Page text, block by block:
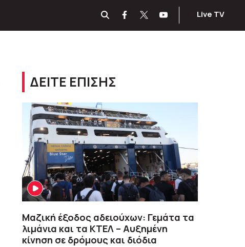
Live TV
ΔΕΙΤΕ ΕΠΙΣΗΣ
Μαζική έξοδος αδειούχων: Γεμάτα τα
λιμάνια και τα ΚΤΕΛ – Αυξημένη
κίνηση σε δρόμους και διόδια